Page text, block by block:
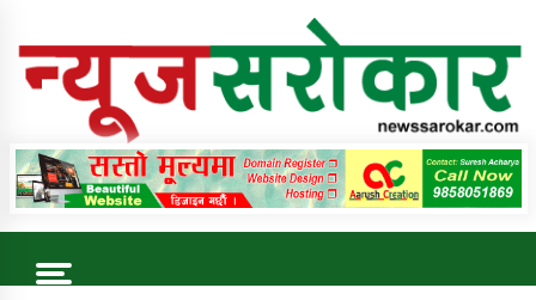
Online News Portal